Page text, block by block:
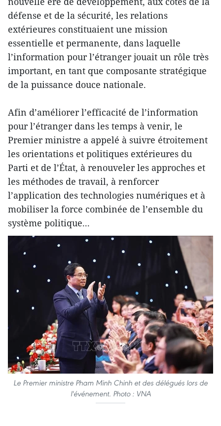
défense et de la sécurité, les relations
extérieures constituaient une mission
essentielle et permanente, dans laquelle
l’information pour l’étranger jouait un rôle très
important, en tant que composante stratégique
de la puissance douce nationale.
Afin d’améliorer l’efficacité de l’information
pour l’étranger dans les temps à venir, le
Premier ministre a appelé à suivre étroitement
les orientations et politiques extérieures du
Parti et de l’État, à renouveler les approches et
les méthodes de travail, à renforcer
l’application des technologies numériques et à
mobiliser la force combinée de l’ensemble du
système politique...
Le Premier ministre Pham Minh Chinh et des délégués lors de
l'événement. Photo : VNA